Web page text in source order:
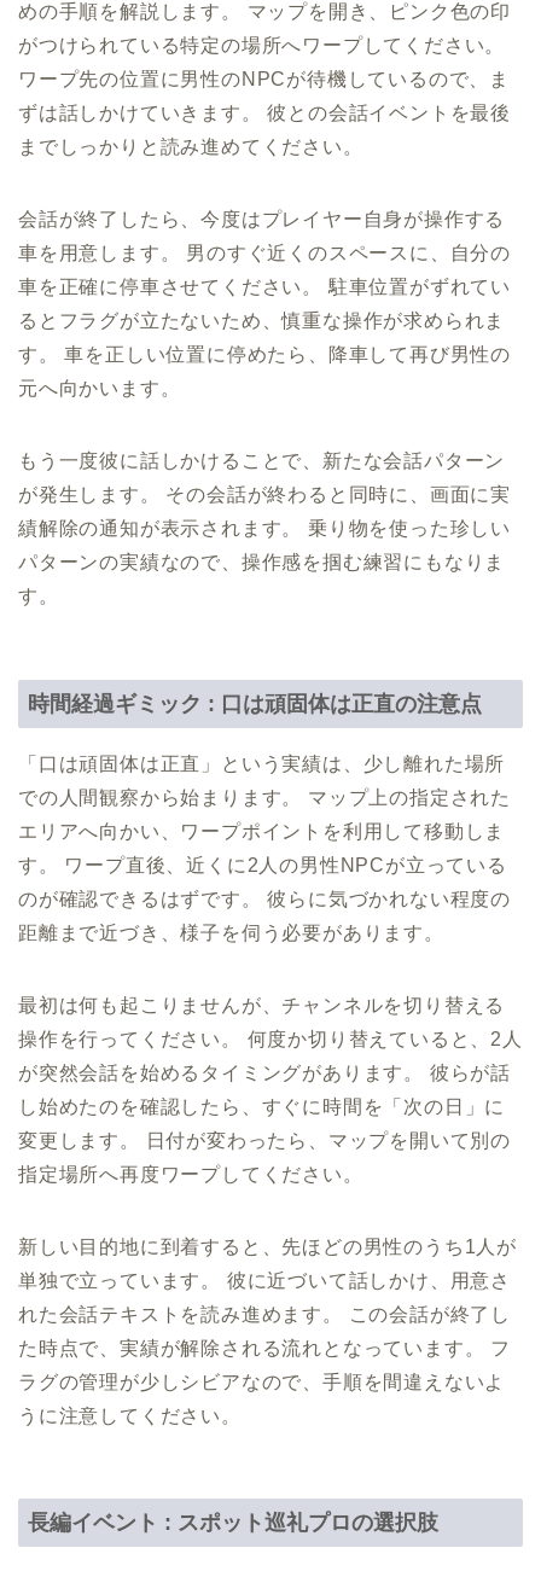
めの手順を解説します。 マップを開き、ピンク色の印
がつけられている特定の場所へワープしてください。
ワープ先の位置に男性のNPCが待機しているので、ま
ずは話しかけていきます。 彼との会話イベントを最後
までしっかりと読み進めてください。
会話が終了したら、今度はプレイヤー自身が操作する
車を用意します。 男のすぐ近くのスペースに、自分の
車を正確に停車させてください。 駐車位置がずれてい
るとフラグが立たないため、慎重な操作が求められま
す。 車を正しい位置に停めたら、降車して再び男性の
元へ向かいます。
もう一度彼に話しかけることで、新たな会話パターン
が発生します。 その会話が終わると同時に、画面に実
績解除の通知が表示されます。 乗り物を使った珍しい
パターンの実績なので、操作感を掴む練習にもなりま
す。
時間経過ギミック : 口は頑固体は正直の注意点
「口は頑固体は正直」という実績は、少し離れた場所
での人間観察から始まります。 マップ上の指定された
エリアへ向かい、ワープポイントを利用して移動しま
す。 ワープ直後、近くに2人の男性NPCが立っている
のが確認できるはずです。 彼らに気づかれない程度の
距離まで近づき、様子を伺う必要があります。
最初は何も起こりませんが、チャンネルを切り替える
操作を行ってください。 何度か切り替えていると、2人
が突然会話を始めるタイミングがあります。 彼らが話
し始めたのを確認したら、すぐに時間を「次の日」に
変更します。 日付が変わったら、マップを開いて別の
指定場所へ再度ワープしてください。
新しい目的地に到着すると、先ほどの男性のうち1人が
単独で立っています。 彼に近づいて話しかけ、用意さ
れた会話テキストを読み進めます。 この会話が終了し
た時点で、実績が解除される流れとなっています。 フ
ラグの管理が少しシビアなので、手順を間違えないよ
うに注意してください。
長編イベント : スポット巡礼プロの選択肢